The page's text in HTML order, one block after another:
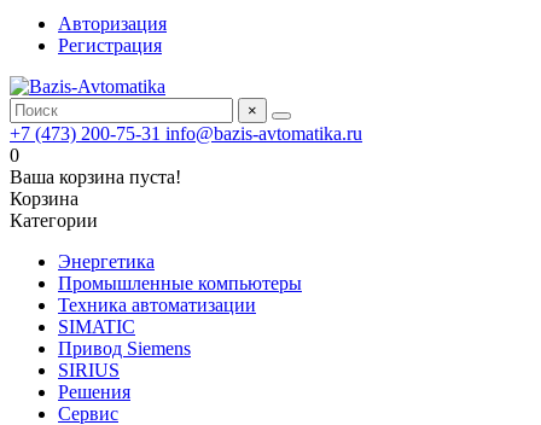
Авторизация
Регистрация
×
+7 (473) 200-75-31 info@bazis-avtomatika.ru
0
Ваша корзина пуста!
Корзина
Категории
Энергетика
Промышленные компьютеры
Техника автоматизации
SIMATIC
Привод Siemens
SIRIUS
Решения
Сервис